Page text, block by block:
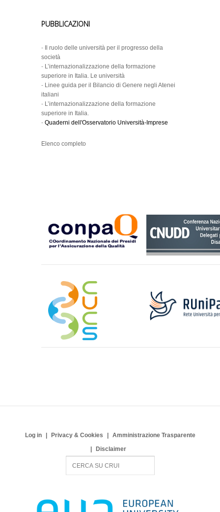
PUBBLICAZIONI
-
Il ruolo delle università per il progresso della
società
- L’internazionalizzazione della formazione
superiore in Italia. Le università
- Linee guida per il Bilancio di Genere negli Atenei
italiani
- L’internazionalizzazione della formazione
superiore in Italia.
- Quaderni dell'Osservatorio Università-Imprese
Elenco completo
Log in Privacy & Cookies
Amministrazione Trasparente
Disclaimer
c